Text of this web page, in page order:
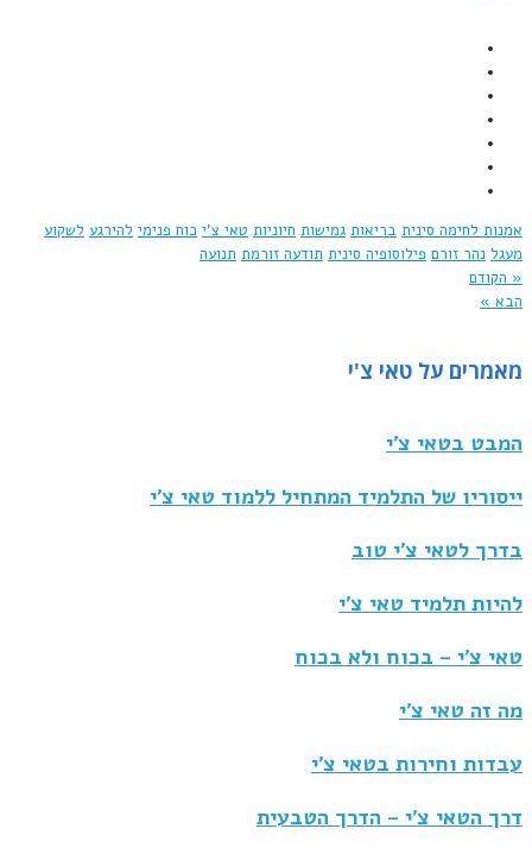
אמנות לחימה סינית בריאות גמישות חיוניות טאי צ'י כוח פנימי להירגע לשקוע
מעגל נהר זורם פילוסופיה סינית תודעה זורמת תנועה
« הקודם
הבא »
מאמרים על טאי צ'י
המבט בטאי צ'י
ייסוריו של התלמיד המתחיל ללמוד טאי צ'י
בדרך לטאי צ'י טוב
להיות תלמיד טאי צ'י
טאי צ'י – בכוח ולא בכוח
מה זה טאי צ'י
עבדות וחירות בטאי צ'י
דרך הטאי צ'י – הדרך הטבעית